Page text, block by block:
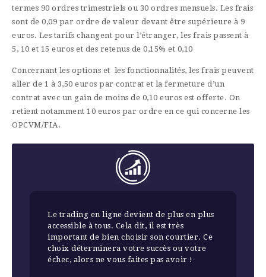
termes 90 ordres trimestriels ou 30 ordres mensuels. Les frais
sont de 0,09 par ordre de valeur devant être supérieure à 9
euros. Les tarifs changent pour l’étranger, les frais passent à
5, 10 et 15 euros et des retenus de 0,15% et 0,10
Concernant les options et les fonctionnalités, les frais peuvent
aller de 1 à 3,50 euros par contrat et la fermeture d’un
contrat avec un gain de moins de 0,10 euros est offerte. On
retient notamment 10 euros par ordre en ce qui concerne les
OPCVM/FIA.
Le trading en ligne devient de plus en plus
accessible à tous. Cela dit, il est très
important de bien choisir son courtier. Ce
choix déterminera votre succès ou votre
échec, alors ne vous faites pas avoir !